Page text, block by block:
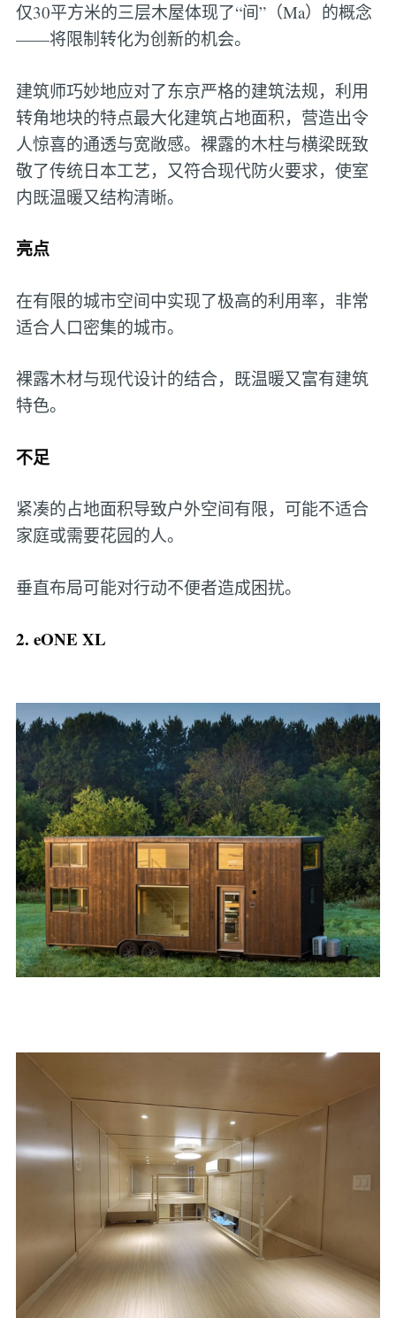
仅30平方米的三层木屋体现了“间”（Ma）的概念
——将限制转化为创新的机会。
建筑师巧妙地应对了东京严格的建筑法规，利用
转角地块的特点最大化建筑占地面积，营造出令
人惊喜的通透与宽敞感。裸露的木柱与横梁既致
敬了传统日本工艺，又符合现代防火要求，使室
内既温暖又结构清晰。
亮点
在有限的城市空间中实现了极高的利用率，非常
适合人口密集的城市。
裸露木材与现代设计的结合，既温暖又富有建筑
特色。
不足
紧凑的占地面积导致户外空间有限，可能不适合
家庭或需要花园的人。
垂直布局可能对行动不便者造成困扰。
2. eONE XL